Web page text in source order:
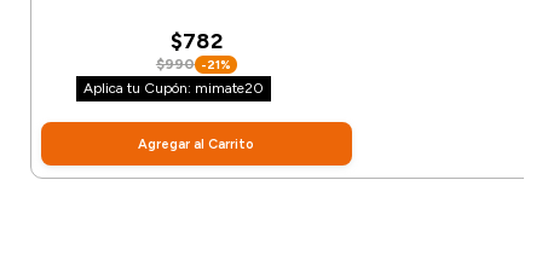
$782
$990 -21%
Aplica tu Cupón: mimate20
Agregar al Carrito